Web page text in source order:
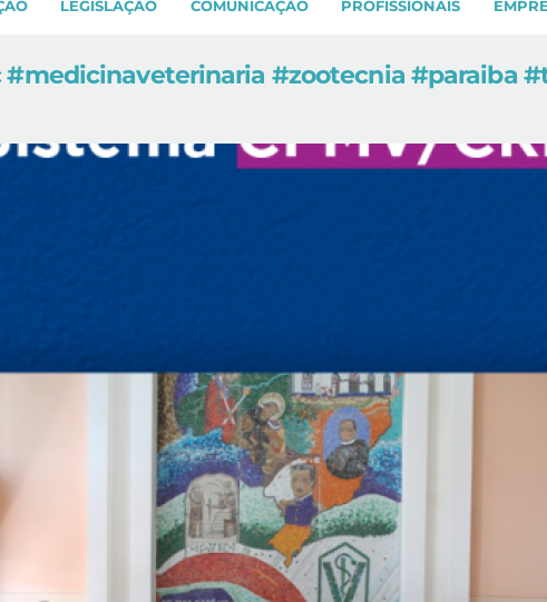
LEGISLAÇÃO COMUNICAÇÃO PROFISSIONAIS
#zootecnia #paraiba